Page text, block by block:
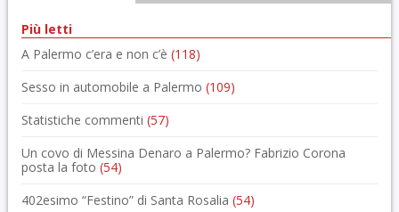
Più letti
A Palermo c’era e non c’è (118)
Sesso in automobile a Palermo (109)
Statistiche commenti (57)
Un covo di Messina Denaro a Palermo? Fabrizio Corona
posta la foto (54)
402esimo “Festino” di Santa Rosalia (54)